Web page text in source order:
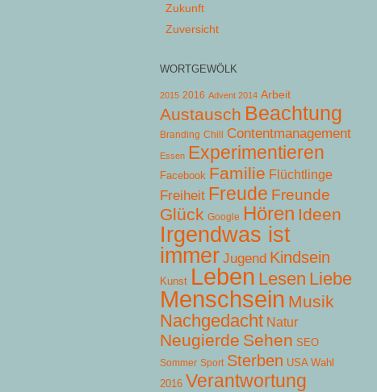
Zukunft
Zuversicht
WORTGEWÖLK
2015 2016 Advent 2014 Arbeit
Austausch Beachtung
Branding Chill Contentmanagement
Essen Experimentieren
Facebook Familie Flüchtlinge
Freiheit Freude Freunde
Glück Google Hören Ideen
Irgendwas ist
immer Jugend Kindsein
Kunst Leben Lesen Liebe
Menschsein Musik
Nachgedacht Natur
Neugierde Sehen SEO
Sommer Sport Sterben USA Wahl
2016 Verantwortung